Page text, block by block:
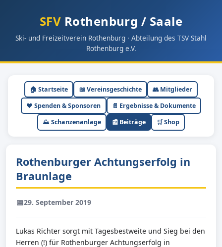
SFV Rothenburg / Saale
Ski- und Freizeitverein Rothenburg · Abteilung des TSV Stahl
Rothenburg e.V.
🏠 Startseite 📖 Vereinsgeschichte
👥 Mitglieder
❤️ Spenden & Sponsoren
📄 Ergebnisse & Dokumente
⛰ Schanzenanlage
📰 Beiträge 🛒 Shop
Rothenburger Achtungserfolg in
Braunlage
📅29. September 2019
Lukas Richter sorgt mit Tagesbestweite und Sieg bei den
Herren (!) für Rothenburger Achtungserfolg in